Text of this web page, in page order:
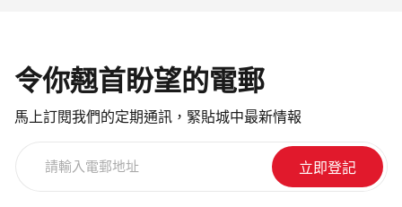
令你翹首盼望的電郵
馬上訂閱我們的定期通訊，緊貼城中最新情報